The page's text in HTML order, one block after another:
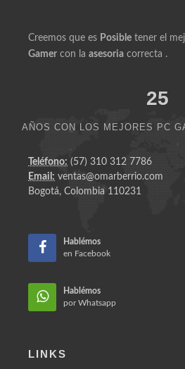
Creemos que es Posible tener el
Gamer con la asesoria correcta .
25
AÑOS CON LOS MEJORES PC
Teléfono: (57) 310 312 7786
Email: ventas@omarberrio.com
Bogotá, Colombia 110231
Hablémos
en Facebook
Hablémos
por Whatsapp
LINKS